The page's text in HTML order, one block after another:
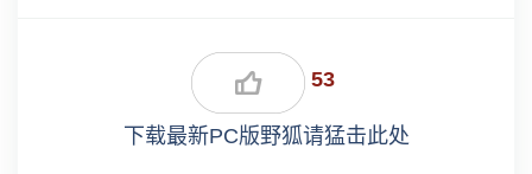
53
下载最新PC版野狐请猛击此处